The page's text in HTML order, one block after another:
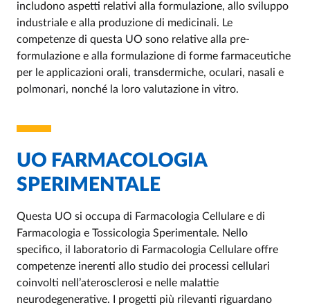
includono aspetti relativi alla formulazione, allo sviluppo
industriale e alla produzione di medicinali. Le
competenze di questa UO sono relative alla pre-
formulazione e alla formulazione di forme farmaceutiche
per le applicazioni orali, transdermiche, oculari, nasali e
polmonari, nonché la loro valutazione in vitro.
UO FARMACOLOGIA
SPERIMENTALE
Questa UO si occupa di Farmacologia Cellulare e di
Farmacologia e Tossicologia Sperimentale. Nello
specifico, il laboratorio di Farmacologia Cellulare offre
competenze inerenti allo studio dei processi cellulari
coinvolti nell’aterosclerosi e nelle malattie
neurodegenerative. I progetti più rilevanti riguardano